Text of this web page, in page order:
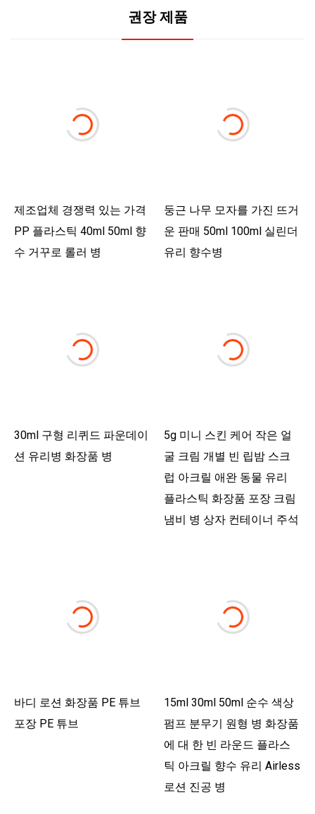
권장 제품
제조업체 경쟁력 있는 가격
PP 플라스틱 40ml 50ml 향
수 거꾸로 롤러 병
둥근 나무 모자를 가진 뜨거
운 판매 50ml 100ml 실린더
유리 향수병
30ml 구형 리퀴드 파운데이
션 유리병 화장품 병
5g 미니 스킨 케어 작은 얼
굴 크림 개별 빈 립밤 스크
럽 아크릴 애완 동물 유리
플라스틱 화장품 포장 크림
냄비 병 상자 컨테이너 주석
바디 로션 화장품 PE 튜브
포장 PE 튜브
15ml 30ml 50ml 순수 색상
펌프 분무기 원형 병 화장품
에 대 한 빈 라운드 플라스
틱 아크릴 향수 유리 Airless
로션 진공 병